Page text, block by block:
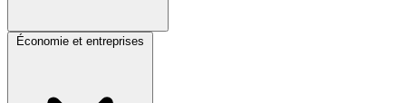
Économie et entreprises